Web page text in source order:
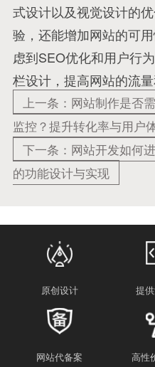
式设计以及视觉设计的
验，还能增加网站的可
虑到SEO优化和用户行
栏设计，提高网站的流量
上一条：网站制作是否
监控？提升转化率与用户
下一条：网站开发如何
的功能设计与实现
原创设计 提
网站代备案 高性